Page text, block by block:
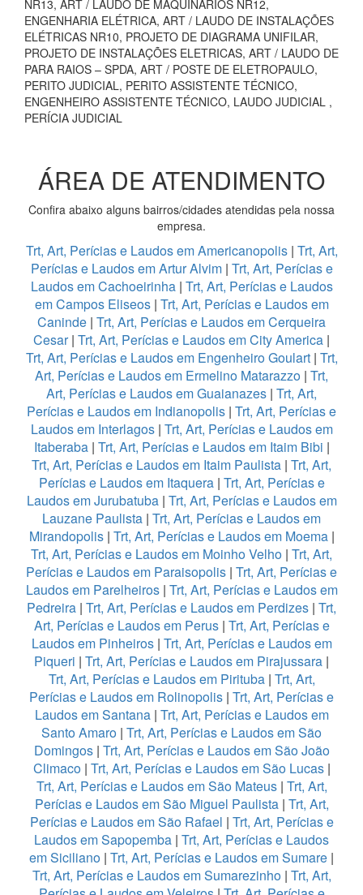
NR13, ART / LAUDO DE MAQUINÁRIOS NR12,
ENGENHARIA ELÉTRICA, ART / LAUDO DE INSTALAÇÕES
ELÉTRICAS NR10, PROJETO DE DIAGRAMA UNIFILAR,
PROJETO DE INSTALAÇÕES ELETRICAS, ART / LAUDO DE
PARA RAIOS – SPDA, ART / POSTE DE ELETROPAULO,
PERITO JUDICIAL, PERITO ASSISTENTE TÉCNICO,
ENGENHEIRO ASSISTENTE TÉCNICO, LAUDO JUDICIAL ,
PERÍCIA JUDICIAL
ÁREA DE ATENDIMENTO
Confira abaixo alguns bairros/cidades atendidas pela nossa
empresa.
Trt, Art, Perícias e Laudos em Americanopolis | Trt, Art,
Perícias e Laudos em Artur Alvim | Trt, Art, Perícias e
Laudos em Cachoeirinha| Trt, Art, Perícias e Laudos
em Campos Eliseos | Trt, Art, Perícias e Laudos em
Caninde | Trt, Art, Perícias e Laudos em Cerqueira
Cesar| Trt, Art, Perícias e Laudos em City America |
Trt, Art, Perícias e Laudos em Engenheiro Goulart | Trt,
Art, Perícias e Laudos em Ermelino Matarazzo | Trt,
Art, Perícias e Laudos em Guaianazes | Trt, Art,
Perícias e Laudos em Indianopolis | Trt, Art, Perícias e
Laudos em Interlagos| Trt, Art, Perícias e Laudos em
Itaberaba| Trt, Art, Perícias e Laudos em Itaim Bibi |
Trt, Art, Perícias e Laudos em Itaim Paulista | Trt, Art,
Perícias e Laudos em Itaquera| Trt, Art, Perícias e
Laudos em Jurubatuba| Trt, Art, Perícias e Laudos em
Lauzane Paulista | Trt, Art, Perícias e Laudos em
Mirandopolis| Trt, Art, Perícias e Laudos em Moema|
Trt, Art, Perícias e Laudos em Moinho Velho | Trt, Art,
Perícias e Laudos em Paraisopolis | Trt, Art, Perícias e
Laudos em Parelheiros| Trt, Art, Perícias e Laudos em
Pedreira | Trt, Art, Perícias e Laudos em Perdizes | Trt,
Art, Perícias e Laudos em Perus| Trt, Art, Perícias e
Laudos em Pinheiros| Trt, Art, Perícias e Laudos em
Piqueri | Trt, Art, Perícias e Laudos em Pirajussara |
Trt, Art, Perícias e Laudos em Pirituba| Trt, Art,
Perícias e Laudos em Rolinopolis | Trt, Art, Perícias e
Laudos em Santana| Trt, Art, Perícias e Laudos em
Santo Amaro | Trt, Art, Perícias e Laudos em São
Domingos| Trt, Art, Perícias e Laudos em São João
Climaco| Trt, Art, Perícias e Laudos em São Lucas|
Trt, Art, Perícias e Laudos em São Mateus | Trt, Art,
Perícias e Laudos em São Miguel Paulista| Trt, Art,
Perícias e Laudos em São Rafael | Trt, Art, Perícias e
Laudos em Sapopemba | Trt, Art, Perícias e Laudos
em Siciliano | Trt, Art, Perícias e Laudos em Sumare |
Trt, Art, Perícias e Laudos em Sumarezinho| Trt, Art,